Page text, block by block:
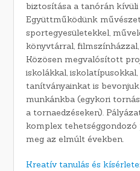
biztosítása a tanórán kívüli
Együttműködünk
sportegyesületekkel,
könyvtárral,
Közösen megvalósított
iskolákkal,
tanítványainkat is
munkánkba (egykori
a tornaedzéseken).
komplex
meg az elmúlt években.
Kreatív tanulás és